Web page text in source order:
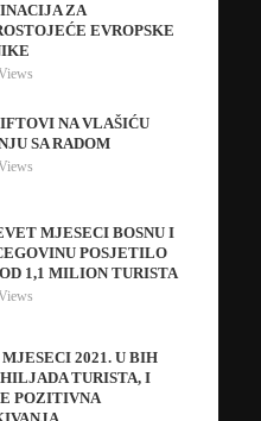
ZA
EVROPSKE
NA VLAŠIĆU
SA RADOM
MJESECI BOSNU I
POSJETILO
1,1 MILION TURISTA
MJESECI 2021. U BIH
HILJADA TURISTA, I
POZITIVNA